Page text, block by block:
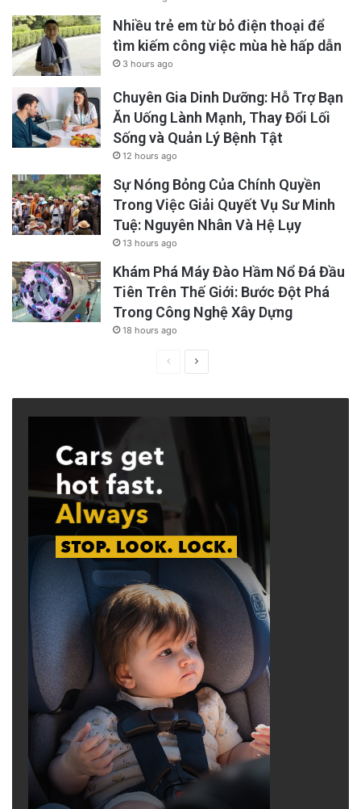
Nhiều trẻ em từ bỏ điện thoại để
tìm kiếm công việc mùa hè hấp dẫn
3 hours ago
Chuyên Gia Dinh Dưỡng: Hỗ Trợ Bạn
Ăn Uống Lành Mạnh, Thay Đổi Lối
Sống và Quản Lý Bệnh Tật
12 hours ago
Sự Nóng Bỏng Của Chính Quyền
Trong Việc Giải Quyết Vụ Sư Minh
Tuệ: Nguyên Nhân Và Hệ Lụy
13 hours ago
Khám Phá Máy Đào Hầm Nổ Đá Đầu
Tiên Trên Thế Giới: Bước Đột Phá
Trong Công Nghệ Xây Dựng
18 hours ago
PreviousNext